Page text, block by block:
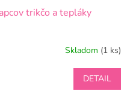
trikčo a tepláky
Skladom (1 ks)
DETAIL